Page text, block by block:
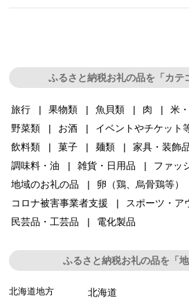
ふるさと納税お礼の品を「カテ
旅行 果物類 魚貝類 肉 米
野菜類
お酒 イベントやチケット
飲料類
菓子 麺類 家具・装飾
調味料・油
雑貨・日用品 ファッ
地域のお礼の品
卵（鶏、烏骨鶏等）
コロナ被害事業者支援
スポーツ・ア
民芸品・工芸品
電化製品
ふるさと納税お礼の品を「
北海道地方 北海道